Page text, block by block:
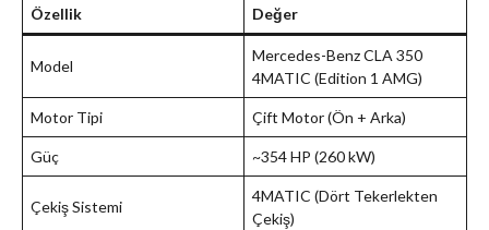
Özellik Değer
Model
Mercedes-Benz CLA 350
4MATIC (Edition 1 AMG)
Motor Tipi Çift Motor (Ön + Arka)
Güç ~354 HP (260 kW)
Çekiş Sistemi
4MATIC (Dört Tekerlekten
Çekiş)